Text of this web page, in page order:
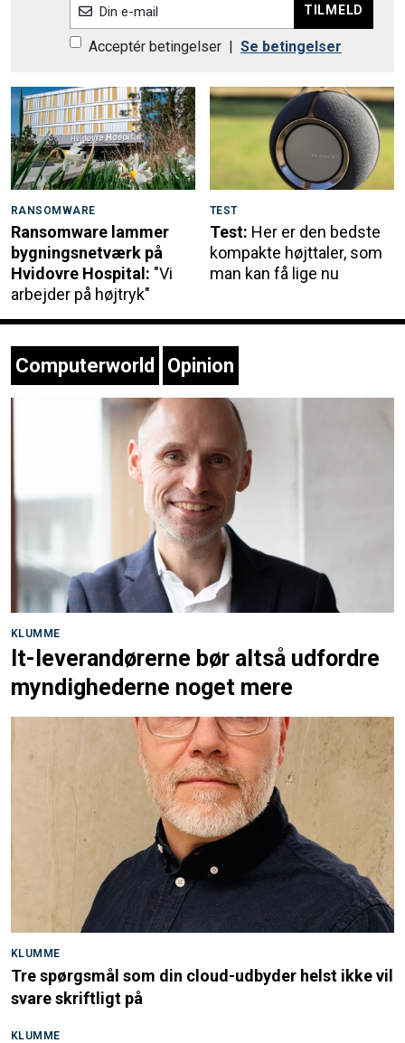
Din e-mail TILMELD
Acceptér betingelser | Se betingelser
RANSOMWARE
Ransomware lammer
bygningsnetværk på
Hvidovre Hospital: "Vi
arbejder på højtryk"
TEST
Test: Her er den bedste
kompakte højttaler, som
man kan få lige nu
Computerworld Opinion
KLUMME
It-leverandørerne bør altså udfordre
myndighederne noget mere
KLUMME
Tre spørgsmål som din cloud-udbyder helst ikke vil
svare skriftligt på
KLUMME